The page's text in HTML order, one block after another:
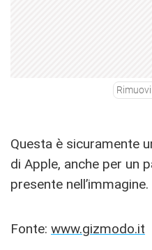
Questa è sicuramente
di Apple, anche per un
presente
Fonte: www.gizmodo.it